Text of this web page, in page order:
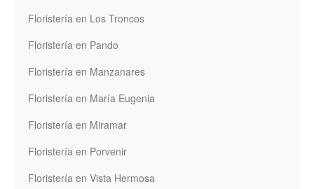
Floristería en Los Troncos
Floristería en Pando
Floristería en Manzanares
Floristería en María Eugenia
Floristería en Miramar
Floristería en Porvenir
Floristería en Vista Hermosa